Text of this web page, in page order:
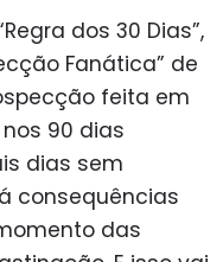
dos 30 Dias”,
Fanática” de
feita em
90 dias
dias sem
consequências
das